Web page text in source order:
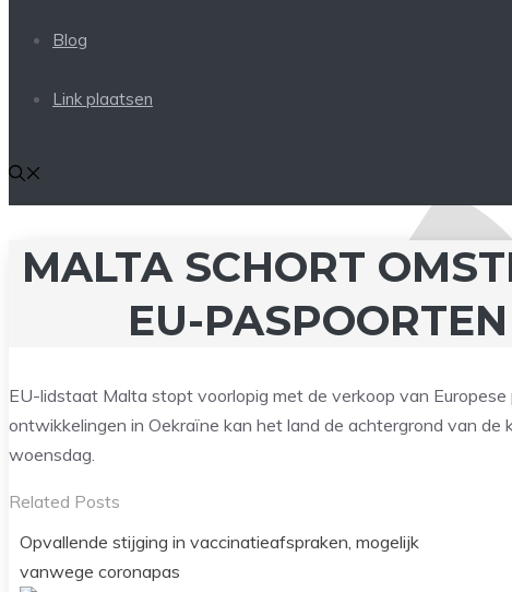
Blog
Link plaatsen
MALTA SCHORT
EU-
EU-lidstaat Malta stopt voorlopig met de verkoop van
ontwikkelingen in Oekraïne kan het land de achtergrond van
woensdag.
Related Posts
Opvallende stijging in vaccinatieafspraken, mogelijk
vanwege coronapas